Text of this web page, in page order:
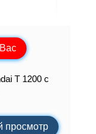
T 1200 с
просмотр